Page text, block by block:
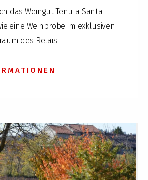
das Weingut Tenuta Santa
eine Weinprobe im exklusiven
des Relais.